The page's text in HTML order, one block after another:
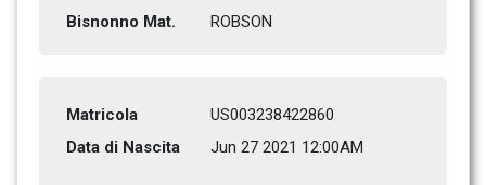
Bisnonno Mat.
ROBSON
Matricola
US003238422860
Data di Nascita
Jun 27 2021 12:00AM